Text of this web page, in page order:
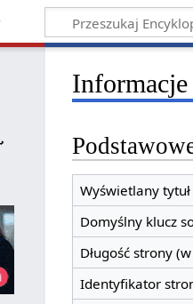
Informacje
Wyświetlany tytuł
Domyślny klucz
Długość strony
Identyfikator